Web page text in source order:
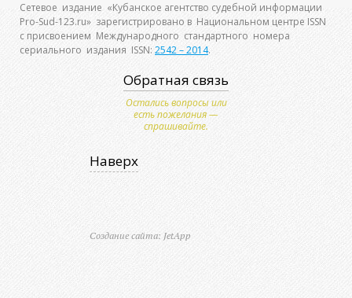
Сетевое издание «Кубанское агентство судебной информации
Pro-Sud-123.ru» зарегистрировано в Национальном центре ISSN
с присвоением Международного стандартного номера
сериального издания ISSN: 2542 – 2014.
Обратная связь
Остались вопросы или
есть пожелания —
спрашивайте.
Наверх
Создание сайта: JetApp